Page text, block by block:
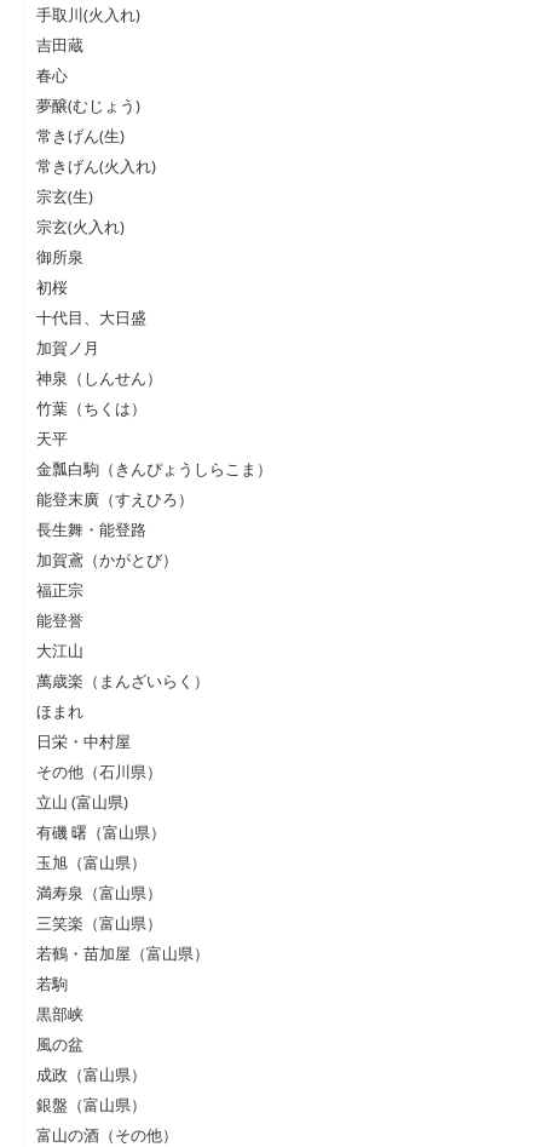
手取川(火入れ)
吉田蔵
春心
夢醸(むじょう)
常きげん(生)
常きげん(火入れ)
宗玄(生)
宗玄(火入れ)
御所泉
初桜
十代目、大日盛
加賀ノ月
神泉（しんせん）
竹葉（ちくは）
天平
金瓢白駒（きんぴょうしらこま）
能登末廣（すえひろ）
長生舞・能登路
加賀鳶（かがとび）
福正宗
能登誉
大江山
萬歳楽（まんざいらく）
ほまれ
日栄・中村屋
その他（石川県）
立山 (富山県)
有磯 曙（富山県）
玉旭（富山県）
満寿泉（富山県）
三笑楽（富山県）
若鶴・苗加屋（富山県）
若駒
黒部峡
風の盆
成政（富山県）
銀盤（富山県）
富山の酒（その他）